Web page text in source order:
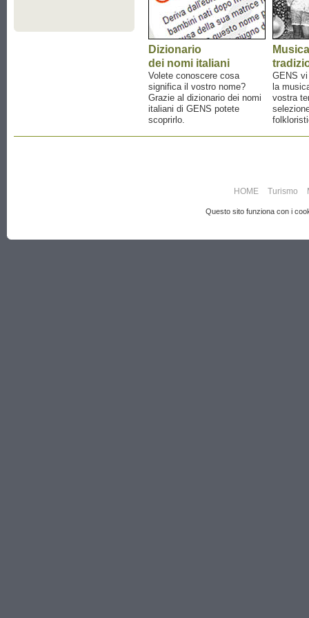
Dizionario
dei nomi italiani
Volete conoscere cosa
significa il vostro nome?
Grazie al dizionario dei nomi
italiani di GENS potete
scoprirlo.
Musica
GENS
la
vostra
HOME Turismo
Questo sito funziona con i